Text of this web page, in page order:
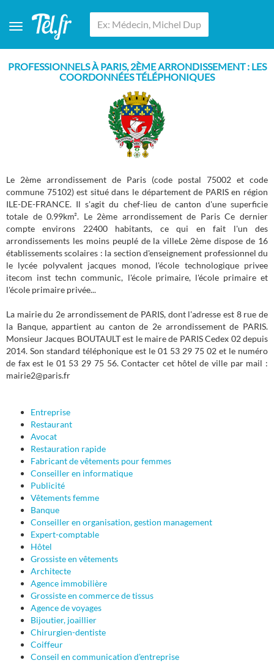
PROFESSIONNELS À PARIS, 2ÈME ARRONDISSEMENT : LES
COORDONNÉES TÉLÉPHONIQUES
Le 2ème arrondissement de Paris (code postal 75002 et code
commune 75102) est situé dans le département de PARIS en région
ILE-DE-FRANCE. Il s'agit du chef-lieu de canton d'une superficie
totale de 0.99km². Le 2ème arrondissement de Paris Ce dernier
compte environs 22400 habitants, ce qui en fait l'un des
arrondissements les moins peuplé de la villeLe 2ème dispose de 16
établissements scolaires : la section d'enseignement professionnel du
le lycée polyvalent jacques monod, l'école technologique privee
itecom inst techn communic, l'école primaire, l'école primaire et
l'école primaire privée...
La mairie du 2e arrondissement de PARIS, dont l'adresse est 8 rue de
la Banque, appartient au canton de 2e arrondissement de PARIS.
Monsieur Jacques BOUTAULT est le maire de PARIS Cedex 02 depuis
2014. Son standard téléphonique est le 01 53 29 75 02 et le numéro
de fax est le 01 53 29 75 56. Contacter cet hôtel de ville par mail :
mairie2@paris.fr
Entreprise
Restaurant
Avocat
Restauration rapide
Fabricant de vêtements pour femmes
Conseiller en informatique
Publicité
Vêtements femme
Banque
Conseiller en organisation, gestion management
Expert-comptable
Hôtel
Grossiste en vêtements
Architecte
Agence immobilière
Grossiste en commerce de tissus
Agence de voyages
Bijoutier, joaillier
Chirurgien-dentiste
Coiffeur
Conseil en communication d'entreprise